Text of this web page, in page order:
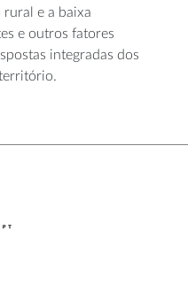
e a baixa
e outros fatores
integradas dos